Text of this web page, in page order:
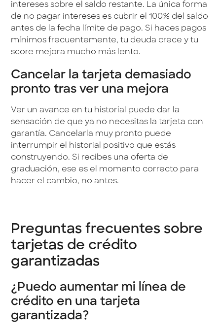
intereses sobre el saldo restante. La única forma
de no pagar intereses es cubrir el 100% del saldo
antes de la fecha límite de pago. Si haces pagos
mínimos frecuentemente, tu deuda crece y tu
score mejora mucho más lento.
Cancelar la tarjeta demasiado
pronto tras ver una mejora
Ver un avance en tu historial puede dar la
sensación de que ya no necesitas la tarjeta con
garantía. Cancelarla muy pronto puede
interrumpir el historial positivo que estás
construyendo. Si recibes una oferta de
graduación, ese es el momento correcto para
hacer el cambio, no antes.
Preguntas frecuentes sobre
tarjetas de crédito
garantizadas
¿Puedo aumentar mi línea de
crédito en una tarjeta
garantizada?